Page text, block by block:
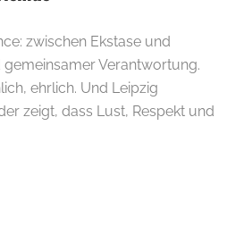
zwischen Ekstase und
Verantwortung.
ehrlich. Und Leipzig
zeigt, dass Lust, Respekt und